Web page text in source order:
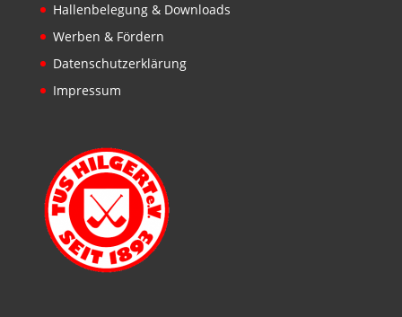
Hallenbelegung & Downloads
Werben & Fördern
Datenschutzerklärung
Impressum